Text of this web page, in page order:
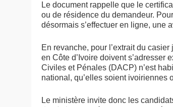
Le document rappelle que le
ou de résidence du demandeur.
désormais s’effectuer en ligne, une
En revanche, pour l’extrait du
en Côte d’Ivoire doivent
Civiles et Pénales (DACP) n’est
national, qu’elles soient ivoiriennes
Le ministère invite donc les